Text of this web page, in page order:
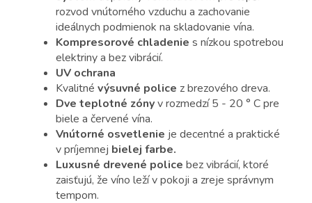
rozvod vnútorného vzduchu a zachovanie
ideálnych podmienok na skladovanie vína.
Kompresorové chladenie s nízkou spotrebou
elektriny a bez vibrácií.
UV ochrana
Kvalitné výsuvné police z brezového dreva.
Dve teplotné zónyv rozmedzí 5 - 20 ° C pre
biele a červené vína.
Vnútorné osvetlenie je decentné a praktické
v príjemnej bielej farbe.
Luxusné drevené police bez vibrácií, ktoré
zaisťujú, že víno leží v pokoji a zreje správnym
tempom.